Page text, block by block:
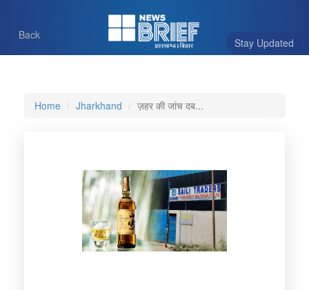
Stay Updated
Back
Home Jharkhand ज़हर की जांच दब...